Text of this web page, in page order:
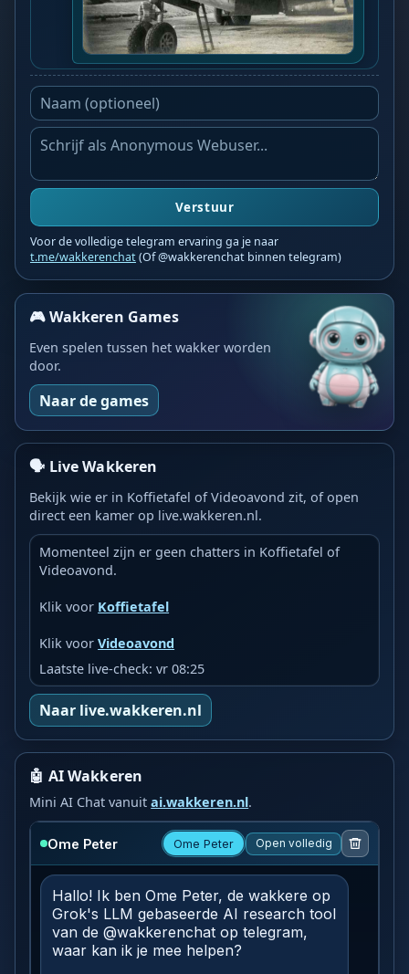
Verstuur
Voor de volledige telegram ervaring ga je naar
t.me/wakkerenchat(Of @wakkerenchat binnen telegram)
🎮 Wakkeren Games
Even spelen tussen het wakker worden
door.
Naar de games
🗣️ Live Wakkeren
Bekijk wie er in Koffietafel of Videoavond zit, of open
direct een kamer op live.wakkeren.nl.
Momenteel zijn er geen chatters in Koffietafel of
Videoavond.
Klik voor Koffietafel
Klik voorVideoavond
Laatste live-check: vr 08:25
Naar live.wakkeren.nl
🤖 AI Wakkeren
Mini AI Chat vanuitai.wakkeren.nl.